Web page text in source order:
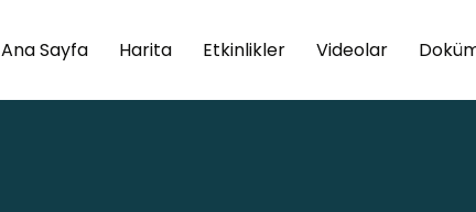
Ana Sayfa Harita Etkinlikler Videolar